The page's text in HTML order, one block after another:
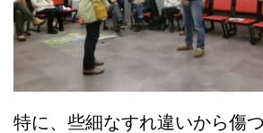
特に、些細なすれ違いから傷